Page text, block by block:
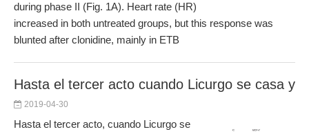
during phase II (Fig. 1A). Heart rate (HR)
increased in both untreated groups, but this response was
blunted after clonidine, mainly in ETB
Hasta el tercer acto cuando Licurgo se casa y
2019-04-30
Hasta el tercer acto, cuando Licurgo se